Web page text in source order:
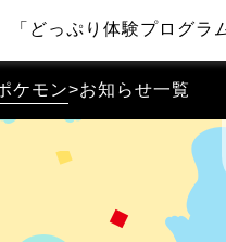
「どっぷり体験プログラ
ケモン>お知らせ一覧